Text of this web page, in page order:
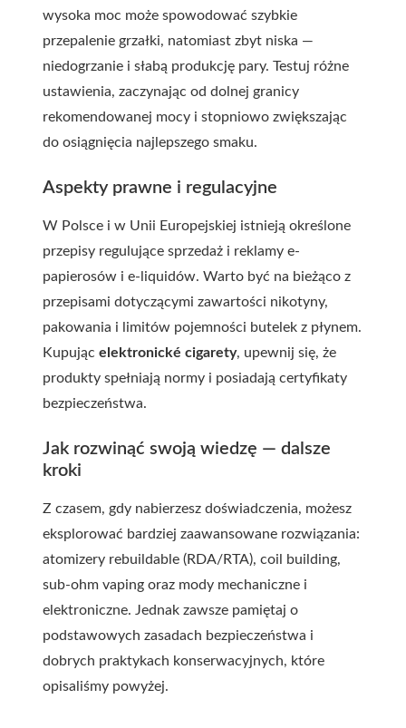
wysoka moc może spowodować szybkie
przepalenie grzałki, natomiast zbyt niska —
niedogrzanie i słabą produkcję pary. Testuj różne
ustawienia, zaczynając od dolnej granicy
rekomendowanej mocy i stopniowo zwiększając
do osiągnięcia najlepszego smaku.
Aspekty prawne i regulacyjne
W Polsce i w Unii Europejskiej istnieją określone
przepisy regulujące sprzedaż i reklamy e-
papierosów i e-liquidów. Warto być na bieżąco z
przepisami dotyczącymi zawartości nikotyny,
pakowania i limitów pojemności butelek z płynem.
Kupując elektronické cigarety, upewnij się, że
produkty spełniają normy i posiadają certyfikaty
bezpieczeństwa.
Jak rozwinąć swoją wiedzę — dalsze
kroki
Z czasem, gdy nabierzesz doświadczenia, możesz
eksplorować bardziej zaawansowane rozwiązania:
atomizery rebuildable (RDA/RTA), coil building,
sub-ohm vaping oraz mody mechaniczne i
elektroniczne. Jednak zawsze pamiętaj o
podstawowych zasadach bezpieczeństwa i
dobrych praktykach konserwacyjnych, które
opisaliśmy powyżej.